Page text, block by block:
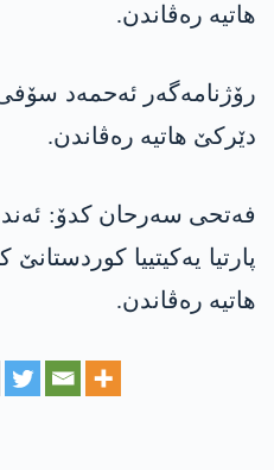
ھاتیە رەڤاندن.
دێرکێ ھاتیە رەڤاندن.
فەتحی سەرحان کدۆ:
ھاتیە رەڤاندن.